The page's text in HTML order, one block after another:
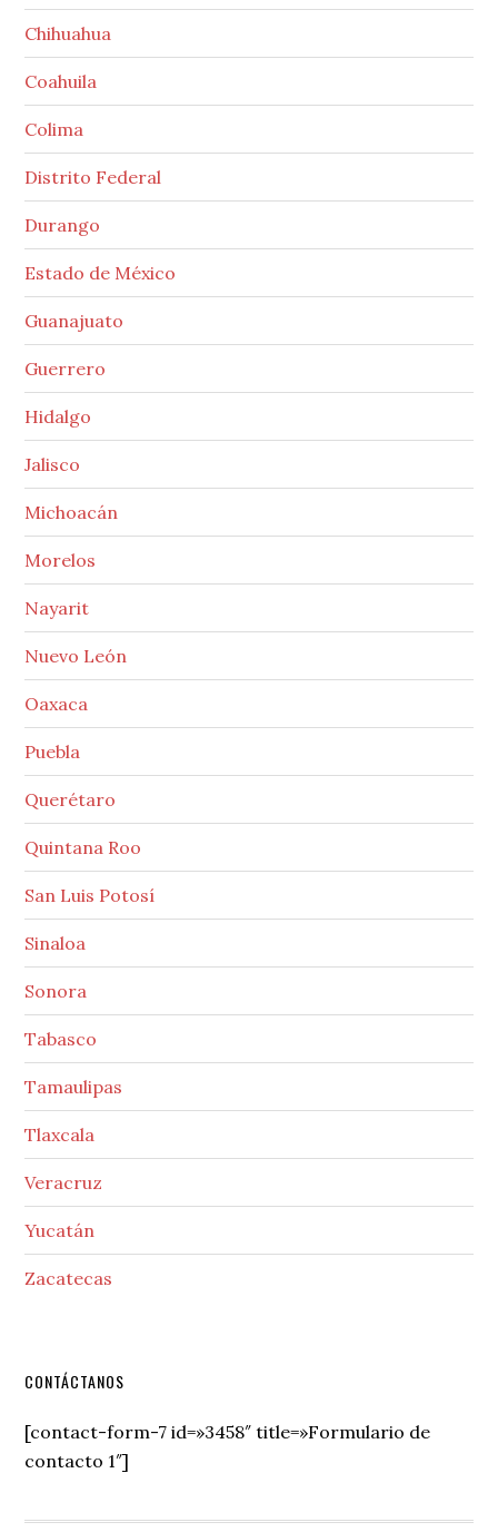
Chihuahua
Coahuila
Colima
Distrito Federal
Durango
Estado de México
Guanajuato
Guerrero
Hidalgo
Jalisco
Michoacán
Morelos
Nayarit
Nuevo León
Oaxaca
Puebla
Querétaro
Quintana Roo
San Luis Potosí
Sinaloa
Sonora
Tabasco
Tamaulipas
Tlaxcala
Veracruz
Yucatán
Zacatecas
Secondary
Sidebar
CONTÁCTANOS
[contact-form-7 id=»3458″ title=»Formulario de
contacto 1″]